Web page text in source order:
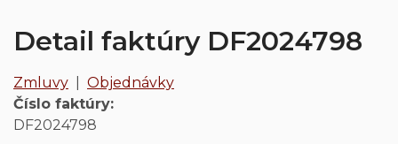
Detail faktúry DF2024798
Zmluvy
Objednávky
Číslo faktúry:
DF2024798